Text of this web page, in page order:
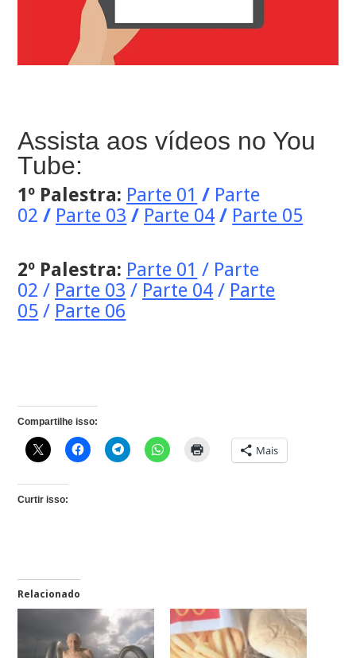
Assista aos vídeos no You
Tube:
1º Palestra: Parte 01 / Parte
02 / Parte 03 / Parte 04 / Parte 05
2º Palestra: Parte 01 / Parte
02 / Parte 03 / Parte 04 / Parte
05 / Parte 06
Compartilhe isso:
Mais
Curtir isso:
Relacionado